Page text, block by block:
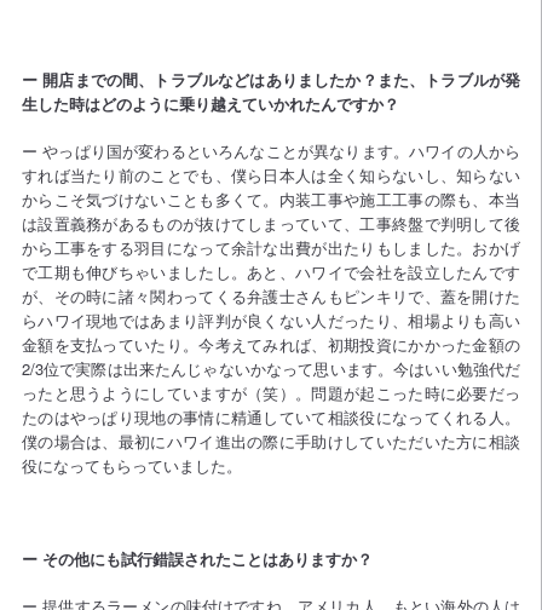
ー 開店までの間、トラブルなどはありましたか？また、トラブルが発
生した時はどのように乗り越えていかれたんですか？
ー やっぱり国が変わるといろんなことが異なります。ハワイの人から
すれば当たり前のことでも、僕ら日本人は全く知らないし、知らない
からこそ気づけないことも多くて。内装工事や施工工事の際も、本当
は設置義務があるものが抜けてしまっていて、工事終盤で判明して後
から工事をする羽目になって余計な出費が出たりもしました。おかげ
で工期も伸びちゃいましたし。あと、ハワイで会社を設立したんです
が、その時に諸々関わってくる弁護士さんもピンキリで、蓋を開けた
らハワイ現地ではあまり評判が良くない人だったり、相場よりも高い
金額を支払っていたり。今考えてみれば、初期投資にかかった金額の
2/3位で実際は出来たんじゃないかなって思います。今はいい勉強代だ
ったと思うようにしていますが（笑）。問題が起こった時に必要だっ
たのはやっぱり現地の事情に精通していて相談役になってくれる人。
僕の場合は、最初にハワイ進出の際に手助けしていただいた方に相談
役になってもらっていました。
ー その他にも試行錯誤されたことはありますか？